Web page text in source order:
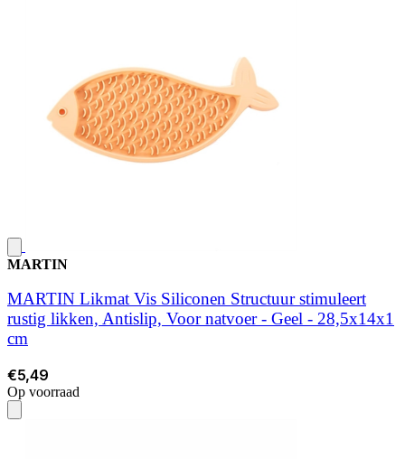
MARTIN
MARTIN Likmat Vis Siliconen Structuur stimuleert
rustig likken, Antislip, Voor natvoer - Geel - 28,5x14x1
cm
€5,49
Op voorraad